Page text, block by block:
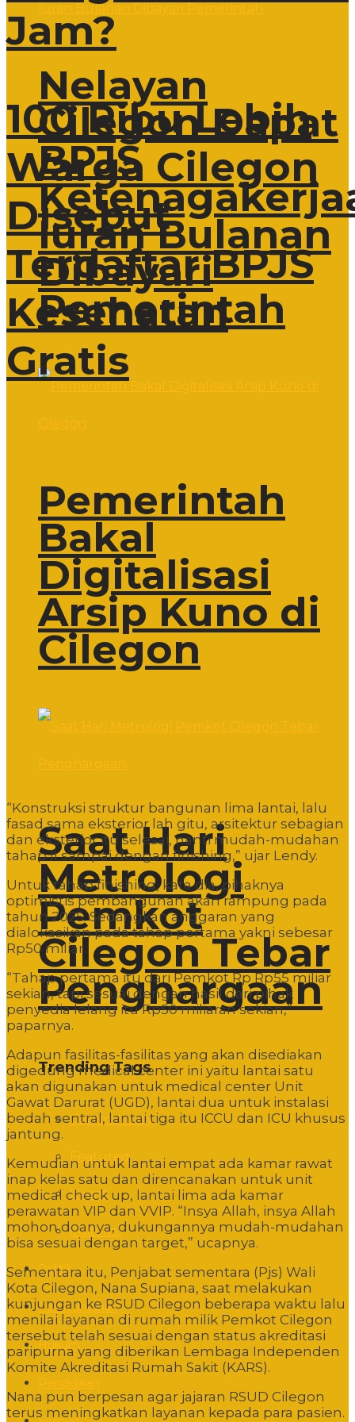
Nelayan
Cilegon Dapat
BPJS
Iuran Bulanan
Dibayari
Pemerintah
Pemerintah
Bakal
Digitalisasi
Arsip Kuno di
Cilegon
Saat Hari
Metrologi
Pemkot
Cilegon Tebar
Penghargaan
Trending Tags
Commentary
Featured
Event
Editorial
Politik
Pemerintahan
Hukum
Jam?
100 Ribu Lebih
Warga Cilegon
Disebut
Terdaftar BPJS
Kesehatan
Gratis
“Konstruksi struktur bangunan lima lantai, lalu
fasad sama eksterior lah gitu, arsitektur sebagian
dan eksterior itu selesai, nanti mudah-mudahan
tahap II sampai dengan finishing,” ujar Lendy.
Untuk tahap finishing, kata dia, pihaknya
optimistis pembangunan akan rampung pada
tahun 2025. Sedangkan anggaran yang
dialokasikan pada tahap pertama yakni sebesar
Rp50 miliar.
“Tahap pertama itu dari Pemkot Rp Rp55 miliar
sekian, tapi sesuai dengan hasil dari pihak
penyedia lelang itu Rp50 miliaran sekian,”
paparnya.
Adapun fasilitas-fasilitas yang akan disediakan
digedung medical center ini yaitu lantai satu
akan digunakan untuk medical center Unit
Gawat Darurat (UGD), lantai dua untuk instalasi
bedah sentral, lantai tiga itu ICCU dan ICU khusus
jantung.
Kemudian untuk lantai empat ada kamar rawat
inap kelas satu dan direncanakan untuk unit
medical check up, lantai lima ada kamar
perawatan VIP dan VVIP. “Insya Allah, insya Allah
mohon doanya, dukungannya mudah-mudahan
bisa sesuai dengan target,” ucapnya.
Sementara itu, Penjabat sementara (Pjs) Wali
Kota Cilegon, Nana Supiana, saat melakukan
kunjungan ke RSUD Cilegon beberapa waktu lalu
menilai layanan di rumah milik Pemkot Cilegon
tersebut telah sesuai dengan status akreditasi
paripurna yang diberikan Lembaga Independen
Komite Akreditasi Rumah Sakit (KARS).
Nana pun berpesan agar jajaran RSUD Cilegon
terus meningkatkan layanan kepada para pasien.